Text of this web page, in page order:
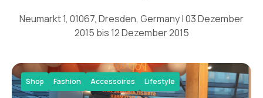
Neumarkt 1, 01067, Dresden, Germany | 03 Dezember
2015 bis 12 Dezember 2015
Shop Fashion Accessoires Lifestyle